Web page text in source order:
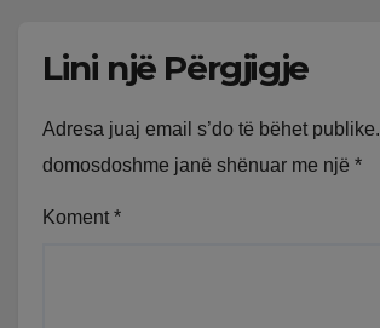
Lini një Përgjigje
Adresa juaj email s’do të bëhet publike.
domosdoshme janë shënuar me një *
Koment *